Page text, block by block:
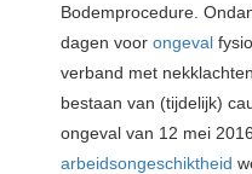
Bodemprocedure.
dagen voor ongeval
verband met
bestaan van (tijdelijk)
ongeval van 12 mei
arbeidsongeschiktheid